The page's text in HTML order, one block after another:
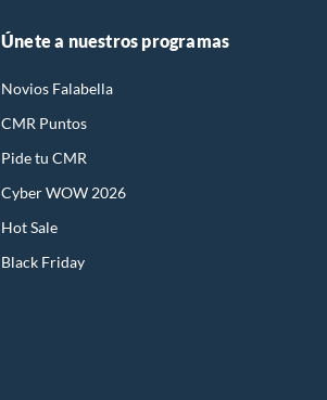
Únete a nuestros programas
Novios Falabella
CMR Puntos
Pide tu CMR
Cyber WOW 2026
Hot Sale
Black Friday